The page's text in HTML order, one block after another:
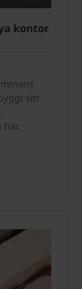
kontor
sitt
här.